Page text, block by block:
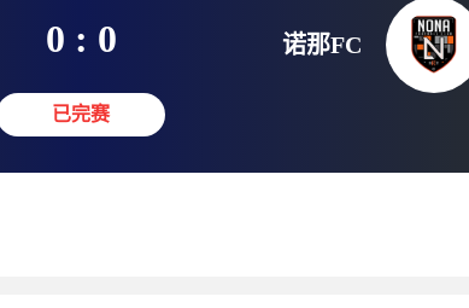
0 : 0
已完赛
诺那FC